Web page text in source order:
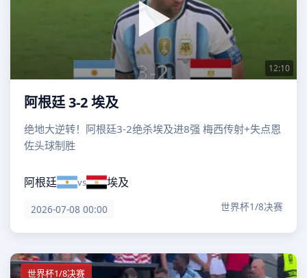
12:10
阿根廷 3-2 埃及
绝地大逆转！阿根廷3-2绝杀埃及进8强 梅西传射+失点恩
佐头球制胜
阿根廷 vs 埃及
2026-07-08 00:00 世界杯1/8决赛
世界杯1/8决赛